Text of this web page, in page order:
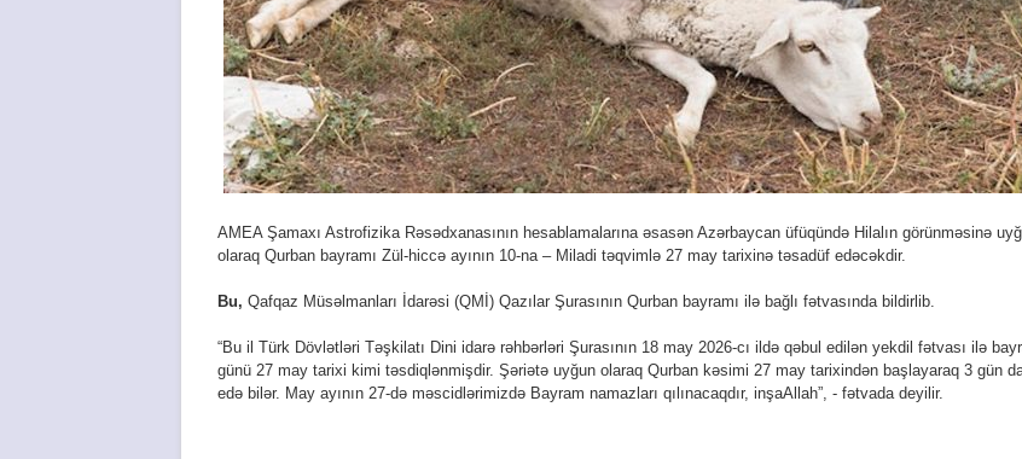
AMEA Şamaxı Astrofizika Rəsədxanasının hesablamalarına əsasən Azərbаycаn üfüqündə Hilalın görünməsinə
olaraq Qurbаn bаyrаmı Zül-hiccə ayının 10-na – Miladi təqvimlə 27 may tarixinə təsadüf edəcəkdir.
Bu, Qafqaz Müsəlmanları İdarəsi (QMİ) Qazılar Şurasının Qurban bayramı ilə bağlı fətvasında bildirlib.
“Bu il Türk Dövlətləri Təşkilatı Dini idarə rəhbərləri Şurasının 18 may 2026-cı ildə qəbul edilən yekdil fətvası ilə
günü 27 may tarixi kimi təsdiqlənmişdir. Şəriətə uyğun olaraq Qurban kəsimi 27 may tarixindən başlayaraq 3 gün
edə bilər. May ayının 27-də məscidlərimizdə Bayram namazları qılınacaqdır, inşaAllah”, - fətvada deyilir.